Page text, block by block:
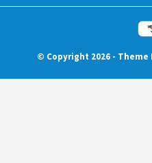
© Copyright 2026 - Theme